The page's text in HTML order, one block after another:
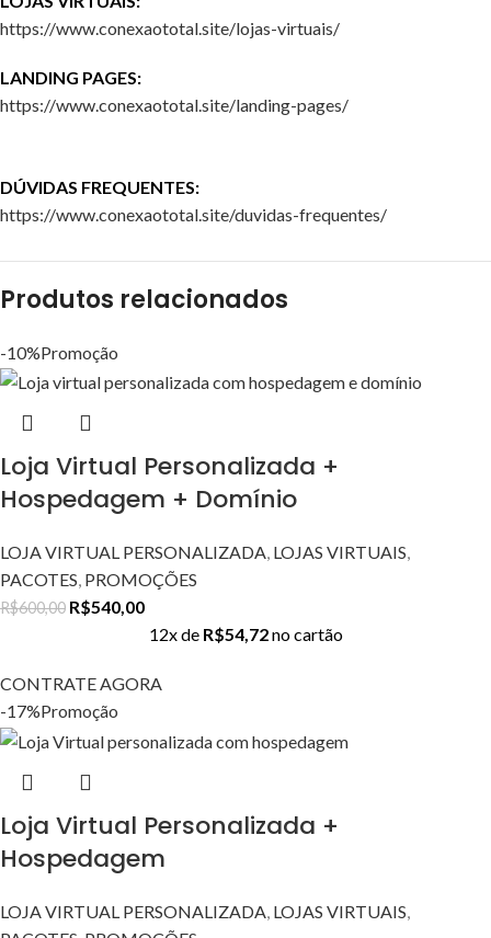
https://www.conexaototal.site/lojas-virtuais/
LANDING PAGES:
https://www.conexaototal.site/landing-pages/
DÚVIDAS FREQUENTES:
https://www.conexaototal.site/duvidas-frequentes/
Produtos relacionados
-10%Promoção
Loja Virtual Personalizada +
Hospedagem + Domínio
LOJA VIRTUAL PERSONALIZADA, LOJAS VIRTUAIS,
PACOTES, PROMOÇÕES
R$600,00 R$540,00
12x de R$54,72no cartão
CONTRATE AGORA
-17%Promoção
Loja Virtual Personalizada +
Hospedagem
LOJA VIRTUAL PERSONALIZADA, LOJAS VIRTUAIS,